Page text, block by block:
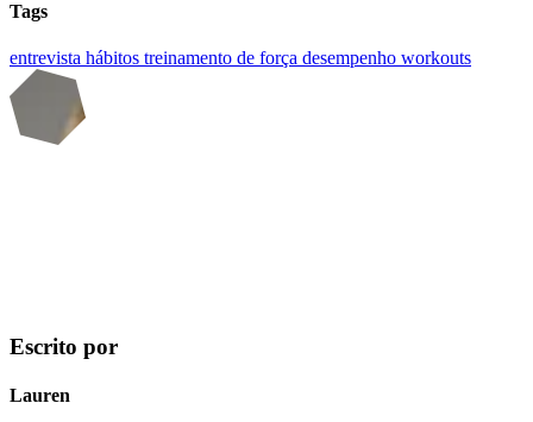
Tags
entrevista hábitos treinamento de força desempenho workouts
Escrito por
Lauren